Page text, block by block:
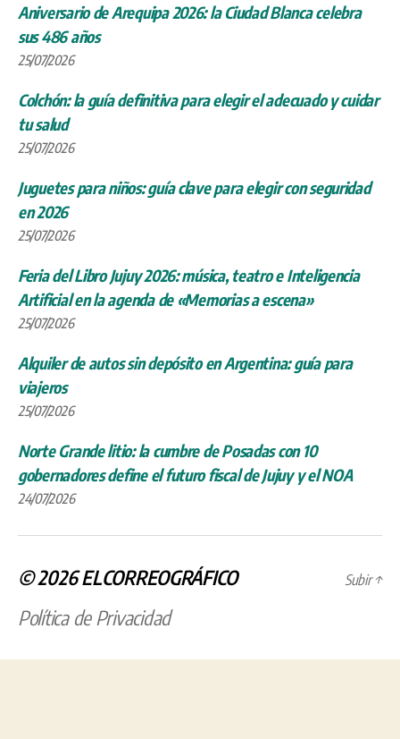
Aniversario de Arequipa 2026: la Ciudad Blanca celebra
sus 486 años
25/07/2026
Colchón: la guía definitiva para elegir el adecuado y cuidar
tu salud
25/07/2026
Juguetes para niños: guía clave para elegir con seguridad
en 2026
25/07/2026
Feria del Libro Jujuy 2026: música, teatro e Inteligencia
Artificial en la agenda de «Memorias a escena»
25/07/2026
Alquiler de autos sin depósito en Argentina: guía para
viajeros
25/07/2026
Norte Grande litio: la cumbre de Posadas con 10
gobernadores define el futuro fiscal de Jujuy y el NOA
24/07/2026
© 2026ELCORREOGRÁFICO
Política de Privacidad
Subir↑